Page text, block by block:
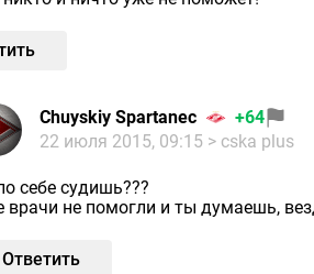
Chuyskiy Spartanec
+64
22 июля 2015, 09:15 > cska plus
себе судишь???
врачи не помогли и ты думаешь,
Ответить